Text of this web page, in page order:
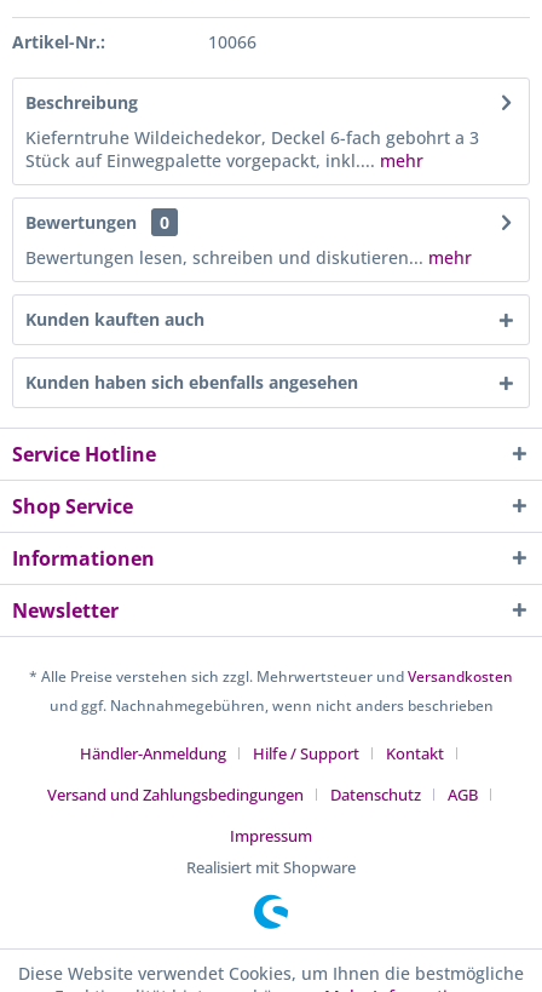
Artikel-Nr.: 10066
Beschreibung
Kieferntruhe Wildeichedekor, Deckel 6-fach gebohrt a 3
Stück auf Einwegpalette vorgepackt, inkl.... mehr
Bewertungen
0
Bewertungen lesen, schreiben und diskutieren... mehr
Kunden kauften auch
Kunden haben sich ebenfalls angesehen
Service Hotline
Shop Service
Informationen
Newsletter
* Alle Preise verstehen sich zzgl. Mehrwertsteuer undVersandkosten
und ggf. Nachnahmegebühren, wenn nicht anders beschrieben
Händler-Anmeldung Hilfe / Support
Kontakt
Versand und Zahlungsbedingungen
Datenschutz
AGB
Impressum
Realisiert mit Shopware
Diese Website verwendet Cookies, um Ihnen die bestmögliche